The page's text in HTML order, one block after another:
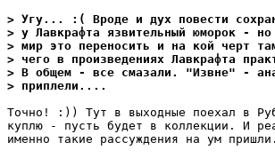
> Угу... :( Вроде и дух повести
> у Лавкрафта язвительный юморок -
> мир это переносить и на кой черт
> чего в произведениях Лавкрафта
> В общем - все смазали. "Извне" -
> приплели....
Точно! :)) Тут в выходные поехал в
куплю - пусть будет в коллекции. И
именно такие рассуждения на ум пришли.